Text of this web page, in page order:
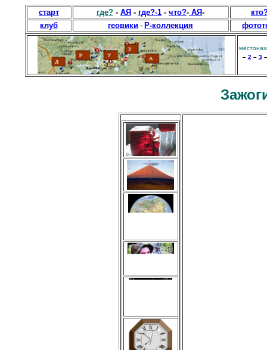
старт где? - АЯ - где?-1 - что?- АЯ-
клуб
геовики - Р-коллекция
– 2 – 3